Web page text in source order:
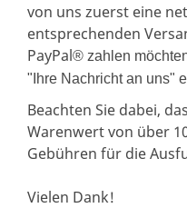
von uns zuerst eine
entsprechenden
PayPal® zahlen
"Ihre Nachricht an uns"
Beachten Sie dabei,
Warenwert von über
Gebühren für die
Vielen Dank!